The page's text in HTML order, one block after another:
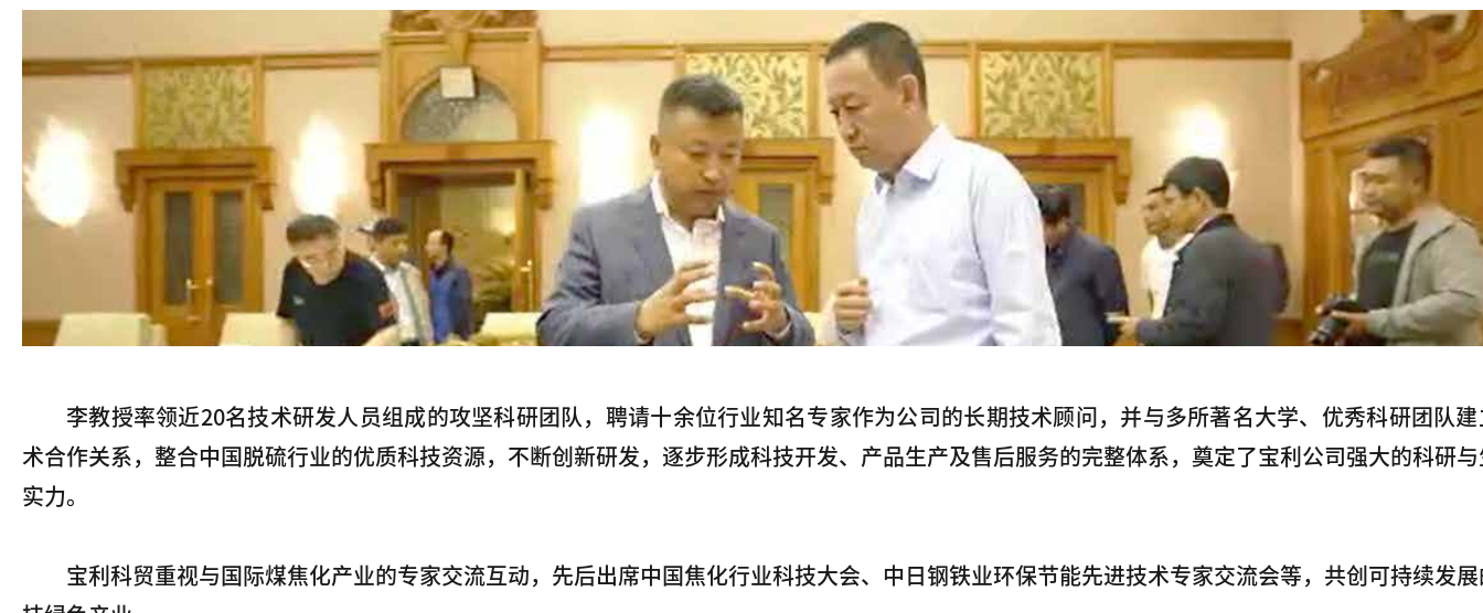
李教授率领近20名技术研发人员组成的攻坚科研团队，聘请十余位行业知名专家作为公司的长期技术顾问，并与多所著名大学、优秀科研团队建
术合作关系，整合中国脱硫行业的优质科技资源，不断创新研发，逐步形成科技开发、产品生产及售后服务的完整体系，奠定了宝利公司强大的科研
实力。
宝利科贸重视与国际煤焦化产业的专家交流互动，先后出席中国焦化行业科技大会、中日钢铁业环保节能先进技术专家交流会等，共创可持续发